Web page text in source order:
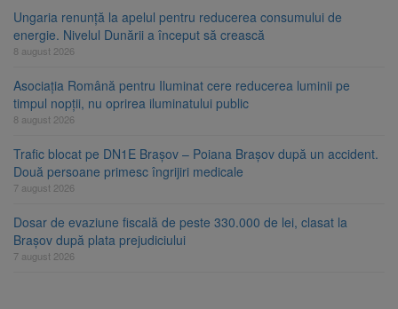
Ungaria renunță la apelul pentru reducerea consumului de
energie. Nivelul Dunării a început să crească
8 august 2026
Asociația Română pentru Iluminat cere reducerea luminii pe
timpul nopții, nu oprirea iluminatului public
8 august 2026
Trafic blocat pe DN1E Brașov – Poiana Brașov după un accident.
Două persoane primesc îngrijiri medicale
7 august 2026
Dosar de evaziune fiscală de peste 330.000 de lei, clasat la
Brașov după plata prejudiciului
7 august 2026